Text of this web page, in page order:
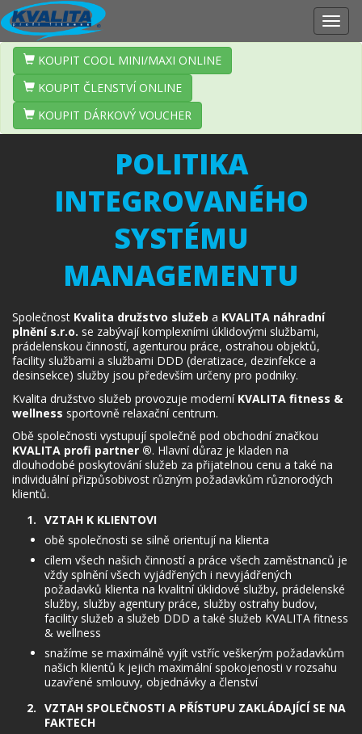
POLITIKA
INTEGROVANÉHO
SYSTÉMU
MANAGEMENTU
Společnost Kvalita družstvo služeb a KVALITA náhradní
plnění s.r.o. se zabývají komplexními úklidovými službami,
prádelenskou činností, agenturou práce, ostrahou objektů,
facility službami a službami DDD (deratizace, dezinfekce a
desinsekce) služby jsou především určeny pro podniky.
Kvalita družstvo služeb provozuje moderní KVALITA fitness &
wellness sportovně relaxační centrum.
Obě společnosti vystupují společně pod obchodní značkou
KVALITA profi partner ®. Hlavní důraz je kladen na
dlouhodobé poskytování služeb za přijatelnou cenu a také na
individuální přizpůsobivost různým požadavkům různorodých
klientů.
VZTAH K KLIENTOVI
obě společnosti se silně orientují na klienta
cílem všech našich činností a práce všech zaměstnanců je
vždy splnění všech vyjádřených i nevyjádřených
požadavků klienta na kvalitní úklidové služby, prádelenské
služby, služby agentury práce, služby ostrahy budov,
facility služeb a služeb DDD a také služeb KVALITA fitness
& wellness
snažíme se maximálně vyjít vstříc veškerým požadavkům
našich klientů k jejich maximální spokojenosti v rozsahu
uzavřené smlouvy, objednávky a členství
VZTAH SPOLEČNOSTI A PŘÍSTUPU ZAKLÁDAJÍCÍ SE NA
FAKTECH
KOUPIT COOL MINI/MAXI ONLINE
KOUPIT ČLENSTVÍ ONLINE
KOUPIT DÁRKOVÝ VOUCHER